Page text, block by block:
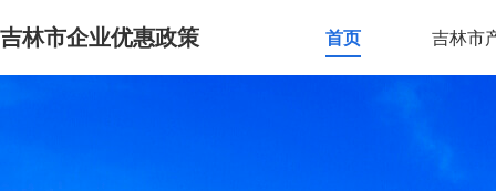
吉林市企业优惠政策 首页 吉林市